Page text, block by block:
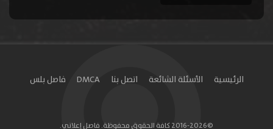
الحلقة 29
الرئيسية الأسئلة الشائعة اتصل بنا DMCA فاصل بلس
©2016-2026 كافة الحقوق محفوظة. فاصل إعلاني.